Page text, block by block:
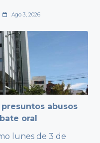
Ago 3, 2026
abusos
oral
lunes de 3 de